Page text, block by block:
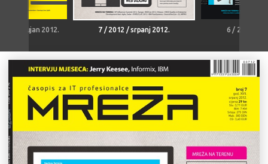
rujan 2012. 7 / 2012 / srpanj 2012. 6 / 2012 /